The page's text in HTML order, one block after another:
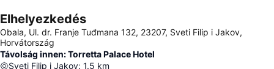
Elhelyezkedés
Obala, Ul. dr. Franje Tuđmana 132, 23207, Sveti Filip i Jakov,
Horvátország
Távolság innen: Torretta Palace Hotel
Sveti Filip i Jakov: 1.5 km